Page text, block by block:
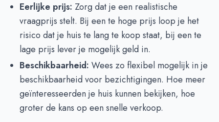
Eerlijke prijs: Zorg dat je een realistische
vraagprijs stelt. Bij een te hoge prijs loop je het
risico dat je huis te lang te koop staat, bij een te
lage prijs lever je mogelijk geld in.
Beschikbaarheid: Wees zo flexibel mogelijk in je
beschikbaarheid voor bezichtigingen. Hoe meer
geïnteresseerden je huis kunnen bekijken, hoe
groter de kans op een snelle verkoop.